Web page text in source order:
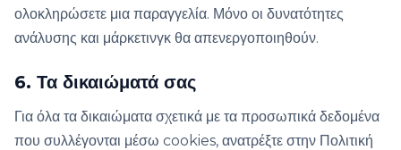
ολοκληρώσετε μια παραγγελία. Μόνο οι δυνατότητες
ανάλυσης και μάρκετινγκ θα απενεργοποιηθούν.
6. Τα δικαιώματά σας
Για όλα τα δικαιώματα σχετικά με τα προσωπικά δεδομένα
που συλλέγονται μέσω cookies, ανατρέξτε στην Πολιτική